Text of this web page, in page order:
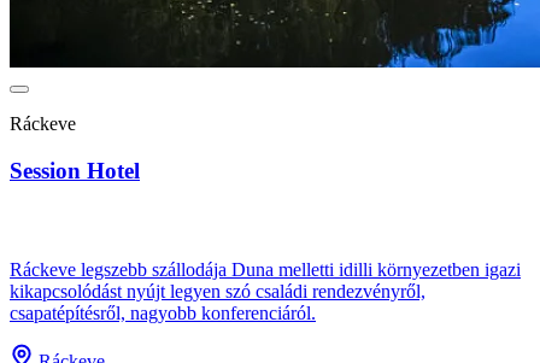
Ráckeve
Session Hotel
Ráckeve legszebb szállodája Duna melletti idilli környezetben igazi
kikapcsolódást nyújt legyen szó családi rendezvényről,
csapatépítésről, nagyobb konferenciáról.